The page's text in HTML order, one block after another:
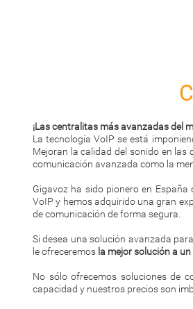
¡Las centralitas más avanzadas del
La tecnología VoIP se está
Mejoran la calidad del sonido en las
comunicación avanzada como la
Gigavoz ha sido pionero en
VoIP y hemos adquirido una gran
de comunicación de forma segura.
Si desea una solución avanzada
le ofreceremos la mejor solución a
No sólo ofrecemos soluciones de
capacidad y nuestros precios son